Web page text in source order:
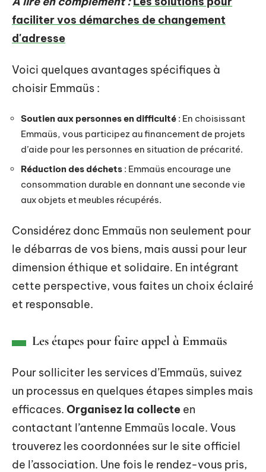
faciliter vos démarches de changement
d'adresse
Voici quelques avantages spécifiques à
choisir Emmaüs :
Soutien aux personnes en difficulté : En choisissant
Emmaüs, vous participez au financement de projets
d’aide pour les personnes en situation de précarité.
Réduction des déchets : Emmaüs encourage une
consommation durable en donnant une seconde vie
aux objets et meubles récupérés.
Considérez donc Emmaüs non seulement pour
le débarras de vos biens, mais aussi pour leur
dimension éthique et solidaire. En intégrant
cette perspective, vous faites un choix éclairé
et responsable.
Les étapes pour faire appel à Emmaüs
Pour solliciter les services d’Emmaüs, suivez
un processus en quelques étapes simples mais
efficaces. Organisez la collecte en
contactant l’antenne Emmaüs locale. Vous
trouverez les coordonnées sur le site officiel
de l’association. Une fois le rendez-vous pris,